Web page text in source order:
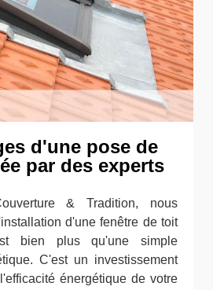
d'une pose de
par des experts
& Tradition, nous
d'une fenêtre de toit
bien plus qu'une simple
C'est un investissement
énergétique de votre